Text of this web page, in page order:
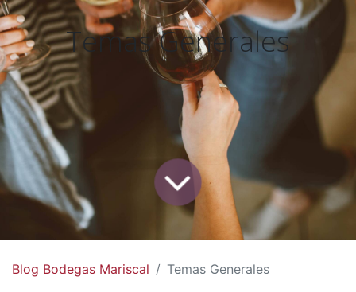
Temas Generales
Blog Bodegas Mariscal Temas Generales